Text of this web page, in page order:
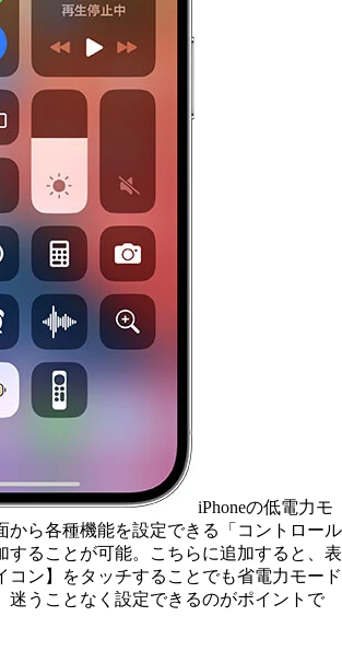
iPhoneの低電力モ
から各種機能を設定できる「コントロール
することが可能。こちらに追加すると、表
コン】をタッチすることでも省電力モード
迷うことなく設定できるのがポイントで